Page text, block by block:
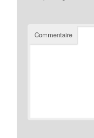
Commentaire